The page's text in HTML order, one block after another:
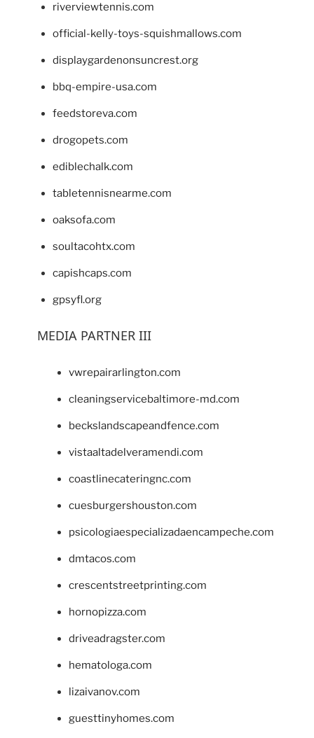
riverviewtennis.com
official-kelly-toys-squishmallows.com
displaygardenonsuncrest.org
bbq-empire-usa.com
feedstoreva.com
drogopets.com
ediblechalk.com
tabletennisnearme.com
oaksofa.com
soultacohtx.com
capishcaps.com
gpsyfl.org
MEDIA PARTNER III
vwrepairarlington.com
cleaningservicebaltimore-md.com
beckslandscapeandfence.com
vistaaltadelveramendi.com
coastlinecateringnc.com
cuesburgershouston.com
psicologiaespecializadaencampeche.com
dmtacos.com
crescentstreetprinting.com
hornopizza.com
driveadragster.com
hematologa.com
lizaivanov.com
guesttinyhomes.com